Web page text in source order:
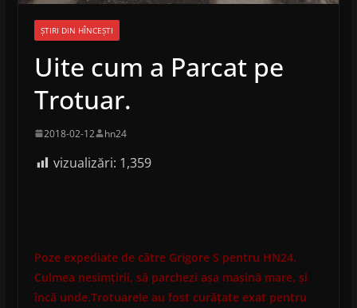
ȘTIRI DIN HÎNCEȘTI
Uite cum a Parcat pe
Trotuar.
2018-02-12 hn24
vizualizări: 1,359
Poze expediate de către Grigore S pentru HN24.
Culmea nesimțirii, să parchezi așa mașină mare, și
încă unde.Trotuarele au fost curățate exat pentru